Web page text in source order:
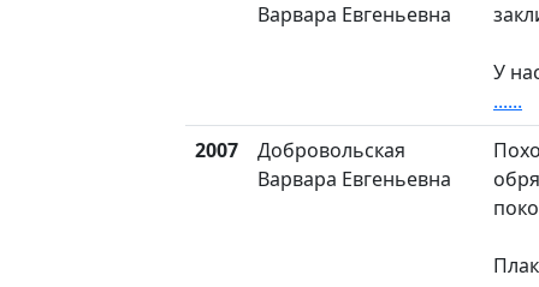
Варвара Евгеньевна
У
......
2007
Добровольская
Варвара Евгеньевна